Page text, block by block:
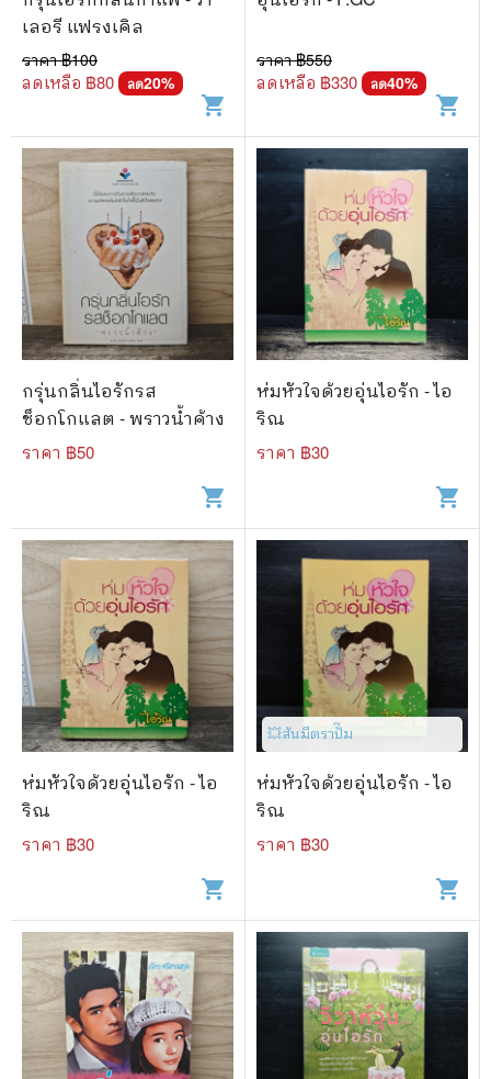
เลอรี แฟรงเคิล
ราคา ฿100
ลดเหลือ ฿80 ลด20%
shopping_cart
ราคา ฿550
ลดเหลือ ฿330 ลด40%
shopping_cart
กรุ่นกลิ่นไอรักรส
ช็อกโกแลต - พราวน้ำค้าง
ราคา ฿50
shopping_cart
ห่มหัวใจด้วยอุ่นไอรัก - ไอ
ริณ
ราคา ฿30
shopping_cart
ห่มหัวใจด้วยอุ่นไอรัก - ไอ
ริณ
ราคา ฿30
shopping_cart
💥สันมีตราปั๊ม
ห่มหัวใจด้วยอุ่นไอรัก - ไอ
ริณ
ราคา ฿30
shopping_cart